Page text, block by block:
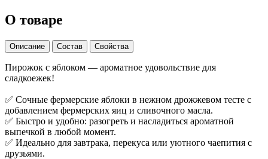
О товаре
Описание Состав Свойства
Пирожок с яблоком — ароматное удовольствие для
сладкоежек!
✅ Сочные фермерские яблоки в нежном дрожжевом тесте с
добавлением фермерских яиц и сливочного масла.
✅ Быстро и удобно: разогреть и насладиться ароматной
выпечкой в любой момент.
✅ Идеально для завтрака, перекуса или уютного чаепития с
друзьями.